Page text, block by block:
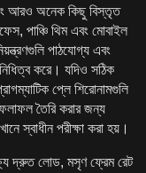
আরও অনেক কিছু বিস্তৃত
পাঞ্চি থিম এবং মোবাইল
পাঠযোগ্য এবং
করে। যদিও সঠিক
প্লে শিরোনামগুলি
তৈরি করার জন্য
স্বাধীন পরীক্ষা করা হয়।
দ্রুত লোড, মসৃণ ফ্রেম রেট